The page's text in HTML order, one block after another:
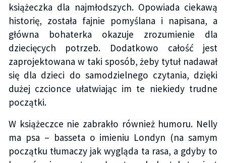
książeczka dla najmłodszych. Opowiada ciekawą
historię, została fajnie pomyślana i napisana, a
główna bohaterka okazuje zrozumienie dla
dziecięcych potrzeb. Dodatkowo całość jest
zaprojektowana w taki sposób, żeby tytuł nadawał
się dla dzieci do samodzielnego czytania, dzięki
dużej czcionce ułatwiając im te niekiedy trudne
początki.
W książeczce nie zabrakło również humoru. Nelly
ma psa – basseta o imieniu Londyn (na samym
początku tłumaczy jak wygląda ta rasa, a gdyby to